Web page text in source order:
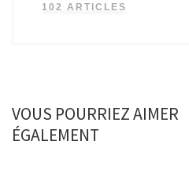
102 ARTICLES
VOUS POURRIEZ AIMER
ÉGALEMENT